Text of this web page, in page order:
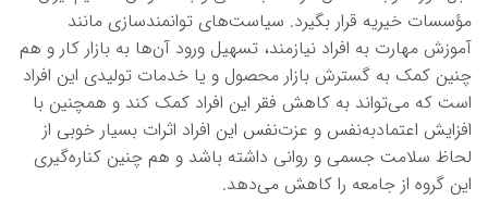
مؤسسات خیریه قرار بگیرد. سیاست‌های توانمندسازی مانند
آموزش مهارت به افراد نیازمند، تسهیل ورود آن‌ها به بازار کار و هم
چنین کمک به گسترش بازار محصول و یا خدمات تولیدی این افراد
است که می‌تواند به کاهش فقر این افراد کمک کند و همچنین با
افزایش اعتمادبه‌نفس و عزت‌نفس این افراد اثرات بسیار خوبی از
لحاظ سلامت جسمی و روانی داشته باشد و هم چنین کناره‌گیری
این گروه از جامعه را کاهش می‌دهد.